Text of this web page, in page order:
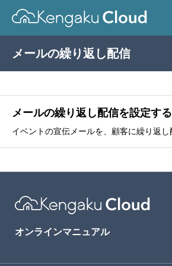
メールの繰り返し配信
メールの繰り返し配信を設定する
オンラインマニュアル